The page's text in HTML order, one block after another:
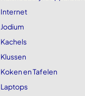
Internet
Jodium
Kachels
Klussen
Koken en Tafelen
Laptops